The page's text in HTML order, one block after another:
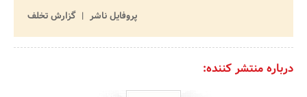
پروفایل ناشر
گزارش تخلف
درباره منتشر کننده: